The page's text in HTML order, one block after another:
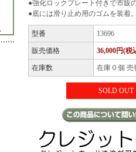
●強化ロックプレート付きで市販
●底には滑り止め用のゴムを装着
型番 13696
販売価格 36,000円(税
在庫数 在庫０個 売
SOLD OUT